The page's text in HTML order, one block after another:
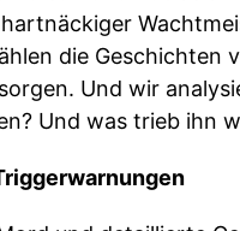
die Geschichten
Und wir
Und was trieb ihn